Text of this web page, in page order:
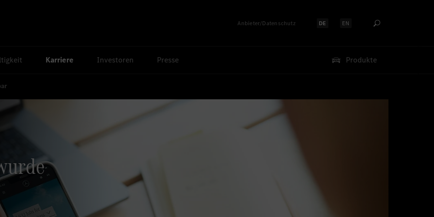
Anbieter/Datenschutz Sprache auswählen:
DE Sprache auswählen:
EN
Karriere Investoren Presse Produkte